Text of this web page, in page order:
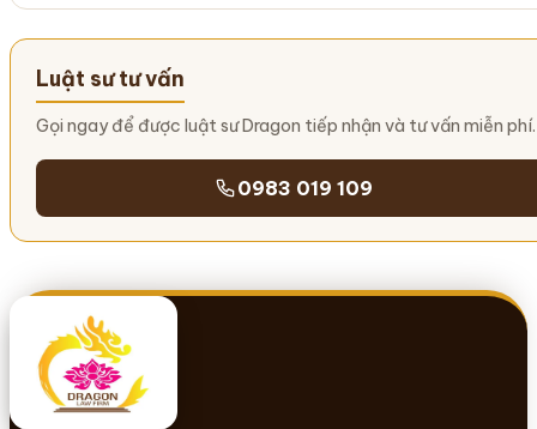
Luật sư tư vấn
Gọi ngay để được luật sư Dragon tiếp nhận và tư vấn miễn phí.
0983 019 109